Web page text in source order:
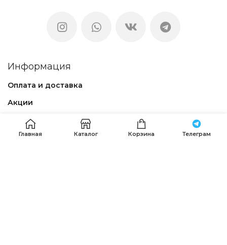
Информация
Оплата и доставка
Акции
Оптовым покупателям
БлогГлавная Каталог Корзина Телеграм